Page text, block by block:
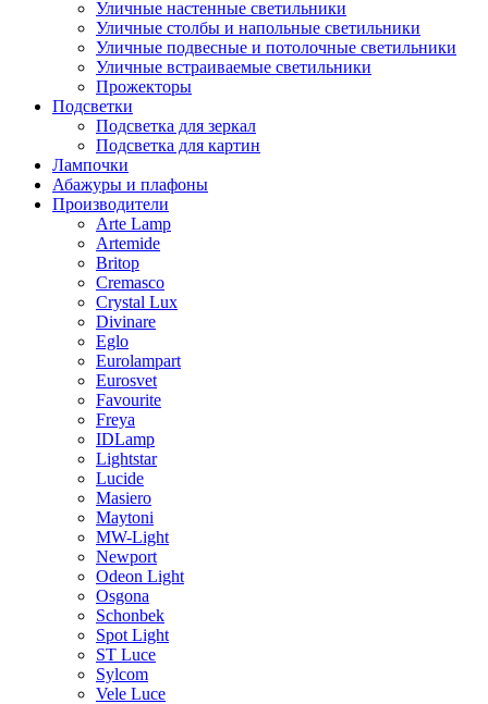
Уличные настенные светильники
Уличные столбы и напольные светильники
Уличные подвесные и потолочные светильники
Уличные встраиваемые светильники
Прожекторы
Подсветки
Подсветка для зеркал
Подсветка для картин
Лампочки
Абажуры и плафоны
Производители
Arte Lamp
Artemide
Britop
Cremasco
Crystal Lux
Divinare
Eglo
Eurolampart
Eurosvet
Favourite
Freya
IDLamp
Lightstar
Lucide
Masiero
Maytoni
MW-Light
Newport
Odeon Light
Osgona
Schonbek
Spot Light
ST Luce
Sylcom
Vele Luce